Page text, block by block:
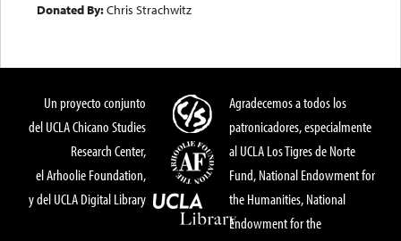
Donated By:Chris Strachwitz
Un proyecto conjunto
del UCLA Chicano Studies
Research Center,
el Arhoolie Foundation,
y del UCLA Digital Library
Agradecemos a todos los
patronicadores, especialmente
al UCLA Los Tigres de Norte
Fund, National Endowment for
the Humanities, National
Endowment for the